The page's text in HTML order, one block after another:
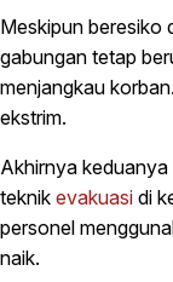
Meskipun beresiko
gabungan tetap
menjangkau
ekstrim.
Akhirnya
teknik evakuasi di
personel
naik.